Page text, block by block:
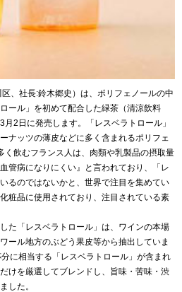
、社長:鈴木郷史）は、ポリフェノールの中
ール」を初めて配合した緑茶（清涼飲料
2日に発売します。「レスベラトロール」
ナッツの薄皮などに多く含まれるポリフェ
く飲むフランス人は、肉類や乳製品の摂取量
管病になりにくい』と言われており、「レ
るのではないかと、世界で注目を集めてい
粧品に使用されており、注目されている素
た「レスベラトロール」は、ワインの本場
ール地方のぶどう果皮等から抽出していま
に相当する「レスベラトロール」が含まれ
けを厳選してブレンドし、旨味・苦味・渋
した。